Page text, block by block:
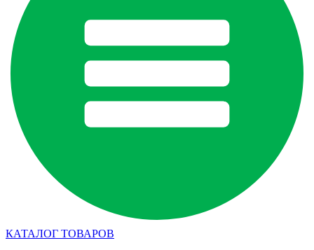
КАТАЛОГ ТОВАРОВ